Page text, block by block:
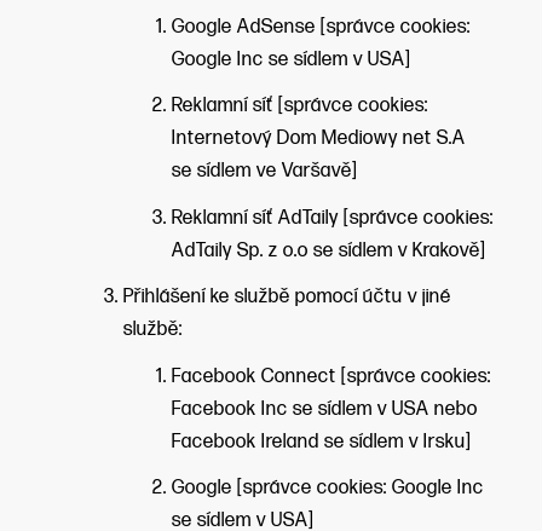
Google AdSense [správce cookies:
Google Inc se sídlem v USA]
Reklamní síť [správce cookies:
Internetový Dom Mediowy net S.A
se sídlem ve Varšavě]
Reklamní síť AdTaily [správce cookies:
AdTaily Sp. z o.o se sídlem v Krakově]
Přihlášení ke službě pomocí účtu v jiné
službě:
Facebook Connect [správce cookies:
Facebook Inc se sídlem v USA nebo
Facebook Ireland se sídlem v Irsku]
Google [správce cookies: Google Inc
se sídlem v USA]